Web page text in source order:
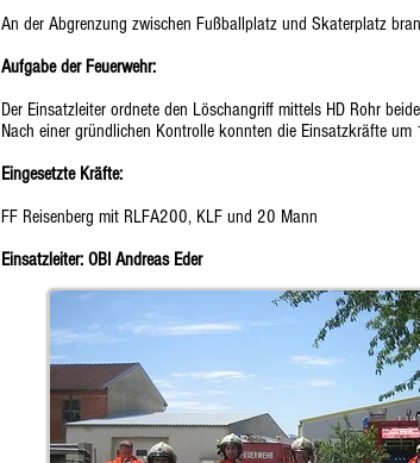
An der Abgrenzung zwischen Fußballplatz und Skaterplatz
Aufgabe der Feuerwehr:
Der Einsatzleiter ordnete den Löschangriff mittels HD Rohr
Nach einer gründlichen Kontrolle konnten die Einsatzkräfte
Eingesetzte Kräfte:
FF Reisenberg mit RLFA200, KLF und 20 Mann
Einsatzleiter: OBI Andreas Eder